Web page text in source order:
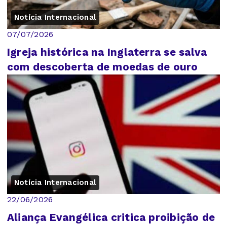
Notícia Internacional
07/07/2026
Igreja histórica na Inglaterra se salva
com descoberta de moedas de ouro
Notícia Internacional
22/06/2026
Aliança Evangélica critica proibição de